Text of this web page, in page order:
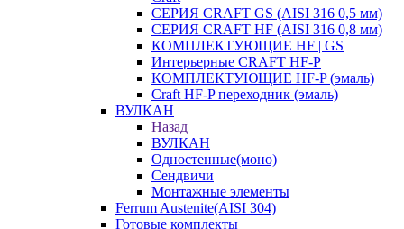
СЕРИЯ CRAFT GS (AISI 316 0,5 мм)
СЕРИЯ CRAFT HF (AISI 316 0,8 мм)
КОМПЛЕКТУЮЩИЕ HF | GS
Интерьерные CRAFT HF-P
КОМПЛЕКТУЮЩИЕ HF-P (эмаль)
Craft HF-P переходник (эмаль)
ВУЛКАН
Назад
ВУЛКАН
Одностенные(моно)
Сендвичи
Монтажные элементы
Ferrum Austenite(AISI 304)
Готовые комплекты